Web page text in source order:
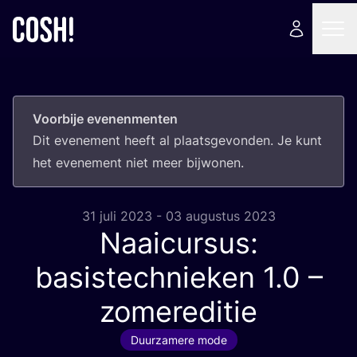
Voorbije evenenmenten
Dit eve­ne­ment heeft al plaats­ge­von­den. Je kunt
het eve­ne­ment niet meer bijwonen.
31 juli 2023 - 03 augustus 2023
Naaicursus:
basistechnieken 1.0 –
zomereditie
Duurzamere mode